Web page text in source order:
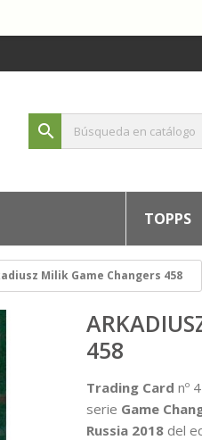
search
TOPPS
Milik Game Changers 458
458
Trading Card nº
serie Game
Russia 2018del